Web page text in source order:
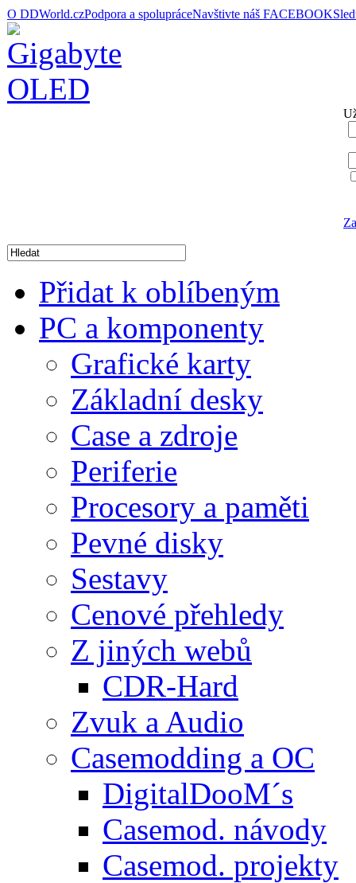
O DDWorld.czPodpora a spolupráceNavštivte náš FACEBOOK
Přidat k oblíbeným
PC a komponenty
Grafické karty
Základní desky
Case a zdroje
Periferie
Procesory a paměti
Pevné disky
Sestavy
Cenové přehledy
Z jiných webů
CDR-Hard
Zvuk a Audio
Casemodding a OC
DigitalDooM´s
Casemod. návody
Casemod. projekty